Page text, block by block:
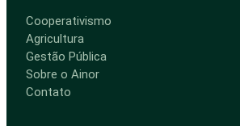
Cooperativismo
Agricultura
Gestão Pública
Sobre o Ainor
Contato